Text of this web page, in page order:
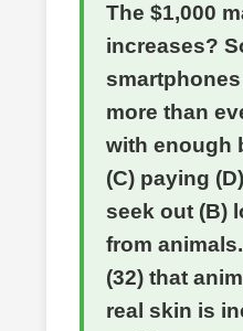
The $1,000
increases?
more than
with enough
(C) paying
seek out (B)
from
(32) that
real skin is